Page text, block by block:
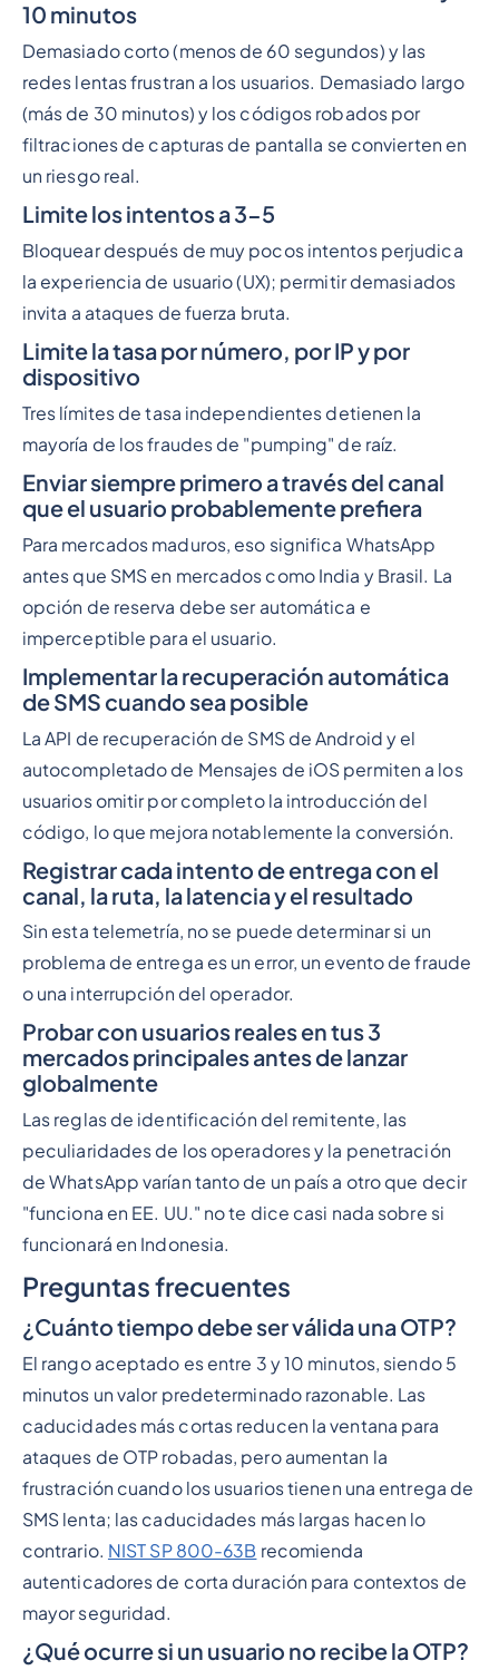
10 minutos
Demasiado corto (menos de 60 segundos) y las
redes lentas frustran a los usuarios. Demasiado largo
(más de 30 minutos) y los códigos robados por
filtraciones de capturas de pantalla se convierten en
un riesgo real.
Limite los intentos a 3-5
Bloquear después de muy pocos intentos perjudica
la experiencia de usuario (UX); permitir demasiados
invita a ataques de fuerza bruta.
Limite la tasa por número, por IP y por
dispositivo
Tres límites de tasa independientes detienen la
mayoría de los fraudes de "pumping" de raíz.
Enviar siempre primero a través del canal
que el usuario probablemente prefiera
Para mercados maduros, eso significa WhatsApp
antes que SMS en mercados como India y Brasil. La
opción de reserva debe ser automática e
imperceptible para el usuario.
Implementar la recuperación automática
de SMS cuando sea posible
La API de recuperación de SMS de Android y el
autocompletado de Mensajes de iOS permiten a los
usuarios omitir por completo la introducción del
código, lo que mejora notablemente la conversión.
Registrar cada intento de entrega con el
canal, la ruta, la latencia y el resultado
Sin esta telemetría, no se puede determinar si un
problema de entrega es un error, un evento de fraude
o una interrupción del operador.
Probar con usuarios reales en tus 3
mercados principales antes de lanzar
globalmente
Las reglas de identificación del remitente, las
peculiaridades de los operadores y la penetración
de WhatsApp varían tanto de un país a otro que decir
"funciona en EE. UU." no te dice casi nada sobre si
funcionará en Indonesia.
Preguntas frecuentes
¿Cuánto tiempo debe ser válida una OTP?
El rango aceptado es entre 3 y 10 minutos, siendo 5
minutos un valor predeterminado razonable. Las
caducidades más cortas reducen la ventana para
ataques de OTP robadas, pero aumentan la
frustración cuando los usuarios tienen una entrega de
SMS lenta; las caducidades más largas hacen lo
contrario. NIST SP 800-63B recomienda
autenticadores de corta duración para contextos de
mayor seguridad.
¿Qué ocurre si un usuario no recibe la OTP?